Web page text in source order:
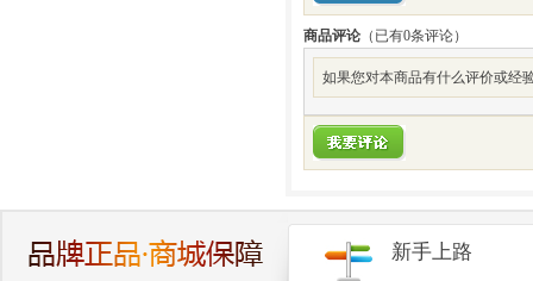
商品评论 （已有0条评论）
如果您对本商品有什么评价或经
新手上路